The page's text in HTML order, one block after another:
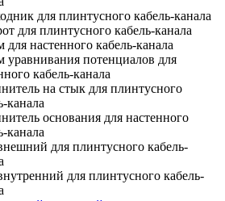
для плинтусного кабель-канала
для плинтусного кабель-канала
для настенного кабель-канала
уравнивания потенциалов для
кабель-канала
на стык для плинтусного
канала
основания для настенного
канала
для плинтусного кабель-
для плинтусного кабель-